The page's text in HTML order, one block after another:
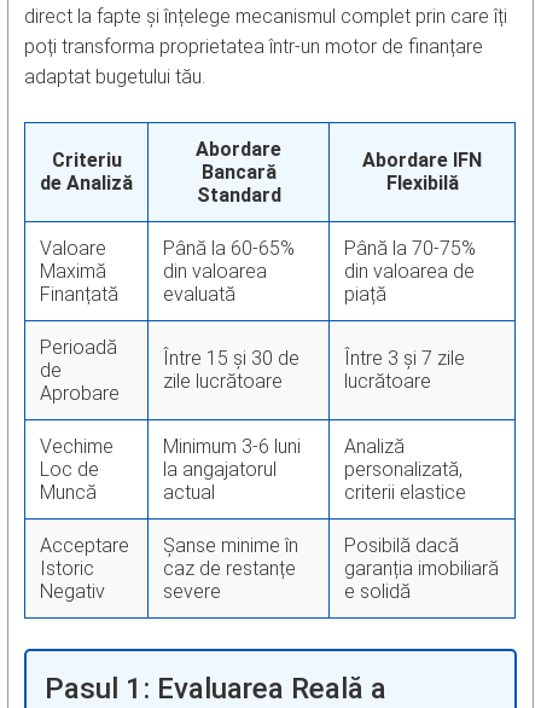
direct la fapte și înțelege mecanismul complet prin care îți
poți transforma proprietatea într-un motor de finanțare
adaptat bugetului tău.
Criteriu
de Analiză
Abordare
Bancară
Standard
Abordare IFN
Flexibilă
Valoare
Maximă
Finanțată
Până la 60-65%
din valoarea
evaluată
Până la 70-75%
din valoarea de
piață
Perioadă
de
Aprobare
Între 15 și 30 de
zile lucrătoare
Între 3 și 7 zile
lucrătoare
Vechime
Loc de
Muncă
Minimum 3-6 luni
la angajatorul
actual
Analiză
personalizată,
criterii elastice
Acceptare
Istoric
Negativ
Șanse minime în
caz de restanțe
severe
Posibilă dacă
garanția imobiliară
e solidă
Pasul 1: Evaluarea Reală a